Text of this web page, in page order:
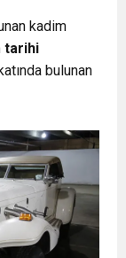
kadim
tarihi
bulunan